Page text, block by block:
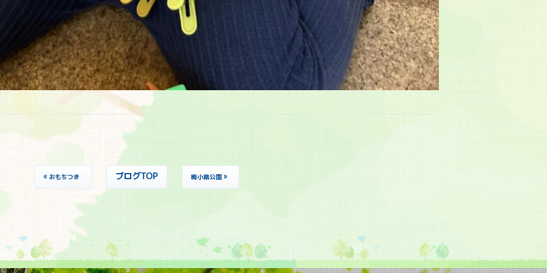
« おもちつき ブログTOP 梅小路公園 »